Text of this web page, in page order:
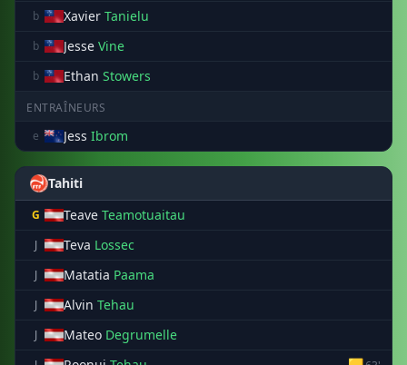
b Xavier Tanielu
b Jesse Vine
b Ethan Stowers
ENTRAÎNEURS
e
Jess Ibrom
Tahiti
G Teave Teamotuaitau
J Teva Lossec
J Matatia Paama
J Alvin Tehau
J Mateo Degrumelle